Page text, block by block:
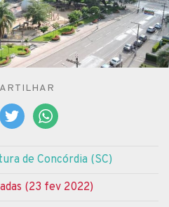
de Concórdia (SC)
(23 fev 2022)